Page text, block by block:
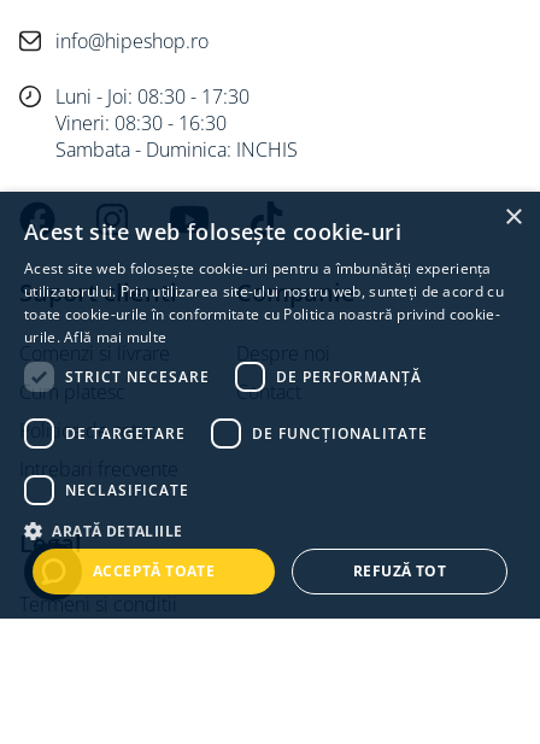
info@hipeshop.ro
Luni - Joi: 08:30 - 17:30
Vineri: 08:30 - 16:30
Sambata - Duminica: INCHIS
Suport clienti
Comenzi si livrare
Cum platesc
Politica de retur
Intrebari frecvente
Companie
Despre noi
Contact
Legal
Termeni si conditii
×
Acest site web folosește cookie-uri
Acest site web folosește cookie-uri pentru a îmbunătăți experiența
utilizatorului. Prin utilizarea site-ului nostru web, sunteți de acord cu
toate cookie-urile în conformitate cu Politica noastră privind cookie-
urile.Află mai multe
STRICT NECESARE
DE PERFORMANȚĂ
DE TARGETARE DE FUNCŢIONALITATE
NECLASIFICATE
ARATĂ DETALIILE
ACCEPTĂ TOATE
REFUZĂ TOT